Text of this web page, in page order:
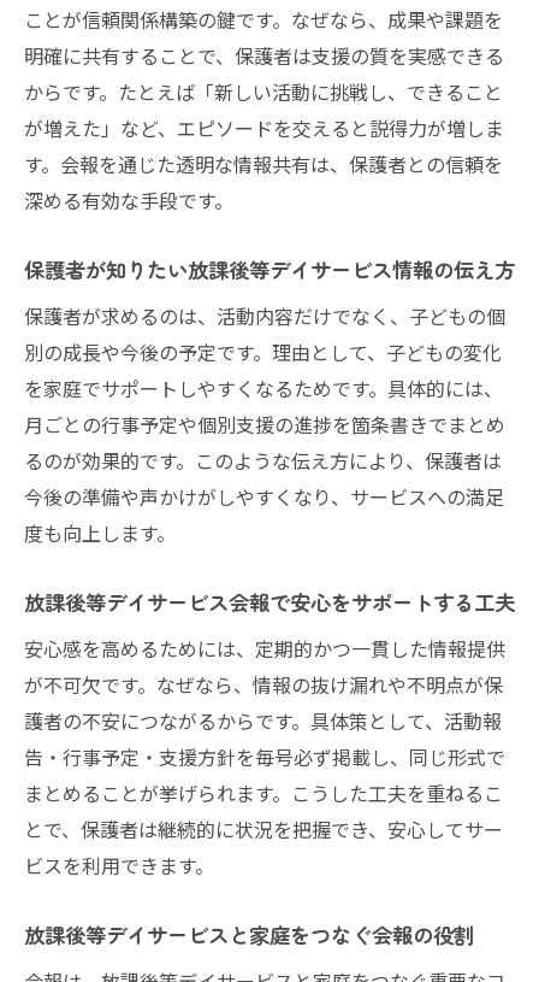
ことが信頼関係構築の鍵です。なぜなら、成果や課題を
明確に共有することで、保護者は支援の質を実感できる
からです。たとえば「新しい活動に挑戦し、できること
が増えた」など、エピソードを交えると説得力が増しま
す。会報を通じた透明な情報共有は、保護者との信頼を
深める有効な手段です。
保護者が知りたい放課後等デイサービス情報の伝え方
保護者が求めるのは、活動内容だけでなく、子どもの個
別の成長や今後の予定です。理由として、子どもの変化
を家庭でサポートしやすくなるためです。具体的には、
月ごとの行事予定や個別支援の進捗を箇条書きでまとめ
るのが効果的です。このような伝え方により、保護者は
今後の準備や声かけがしやすくなり、サービスへの満足
度も向上します。
放課後等デイサービス会報で安心をサポートする工夫
安心感を高めるためには、定期的かつ一貫した情報提供
が不可欠です。なぜなら、情報の抜け漏れや不明点が保
護者の不安につながるからです。具体策として、活動報
告・行事予定・支援方針を毎号必ず掲載し、同じ形式で
まとめることが挙げられます。こうした工夫を重ねるこ
とで、保護者は継続的に状況を把握でき、安心してサー
ビスを利用できます。
放課後等デイサービスと家庭をつなぐ会報の役割